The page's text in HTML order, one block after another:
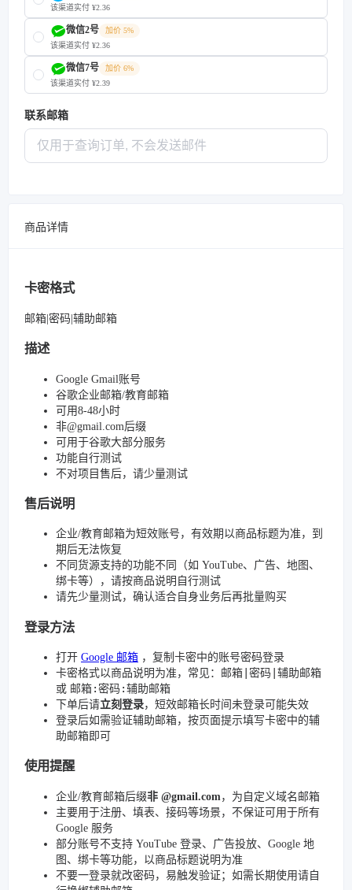
该渠道实付 ¥2.36
微信2号
加价 5%
该渠道实付 ¥2.36
微信7号
加价 6%
该渠道实付 ¥2.39
联系邮箱
商品详情
卡密格式
邮箱|密码|辅助邮箱
描述
Google Gmail账号
谷歌企业邮箱/教育邮箱
可用8-48小时
非@gmail.com后缀
可用于谷歌大部分服务
功能自行测试
不对项目售后，请少量测试
售后说明
企业/教育邮箱为短效账号，有效期以商品标题为准，到
期后无法恢复
不同货源支持的功能不同（如 YouTube、广告、地图、
绑卡等），请按商品说明自行测试
请先少量测试，确认适合自身业务后再批量购买
登录方法
打开 Google 邮箱 ，复制卡密中的账号密码登录
卡密格式以商品说明为准，常见： 邮箱|密码|辅助邮箱
或 邮箱:密码:辅助邮箱
下单后请立刻登录，短效邮箱长时间未登录可能失效
登录后如需验证辅助邮箱，按页面提示填写卡密中的辅
助邮箱即可
使用提醒
企业/教育邮箱后缀非 @gmail.com ，为自定义域名邮箱
主要用于注册、填表、接码等场景，不保证可用于所有
Google 服务
部分账号不支持 YouTube 登录、广告投放、Google 地
图、绑卡等功能，以商品标题说明为准
不要一登录就改密码，易触发验证；如需长期使用请自